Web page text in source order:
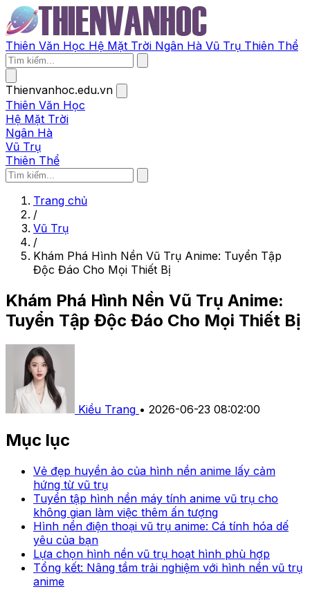
Thiên Văn Học Hệ Mặt Trời Ngân Hà Vũ Trụ Thiên Thể
Thienvanhoc.edu.vn
Thiên Văn Học
Hệ Mặt Trời
Ngân Hà
Vũ Trụ
Thiên Thể
Trang chủ
/
Vũ Trụ
/
Khám Phá Hình Nền Vũ Trụ Anime: Tuyển Tập
Độc Đáo Cho Mọi Thiết Bị
Khám Phá Hình Nền Vũ Trụ Anime:
Tuyển Tập Độc Đáo Cho Mọi Thiết Bị
Kiều Trang • 2026-06-23 08:02:00
Mục lục
Vẻ đẹp huyền ảo của hình nền anime lấy cảm
hứng từ vũ trụ
Tuyển tập hình nền máy tính anime vũ trụ cho
không gian làm việc thêm ấn tượng
Hình nền điện thoại vũ trụ anime: Cá tính hóa dế
yêu của bạn
Lựa chọn hình nền vũ trụ hoạt hình phù hợp
Tổng kết: Nâng tầm trải nghiệm với hình nền vũ trụ
anime